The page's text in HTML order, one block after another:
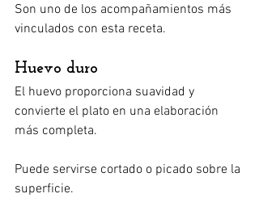
Son uno de los acompañamientos más
vinculados con esta receta.
Huevo duro
El huevo proporciona suavidad y
convierte el plato en una elaboración
más completa.
Puede servirse cortado o picado sobre la
superficie.